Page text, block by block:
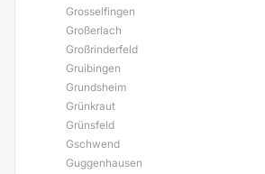
Grosselfingen
Großerlach
Großrinderfeld
Gruibingen
Grundsheim
Grünkraut
Grünsfeld
Gschwend
Guggenhausen